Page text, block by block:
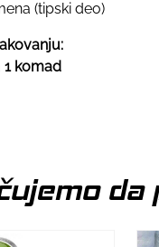
(tipski deo)
1 komad
da